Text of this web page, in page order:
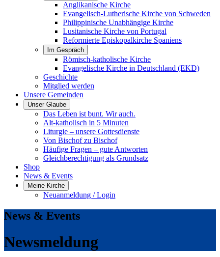
Anglikanische Kirche
Evangelisch-Lutherische Kirche von Schweden
Philippinische Unabhängige Kirche
Lusitanische Kirche von Portugal
Reformierte Episkopalkirche Spaniens
Im Gespräch
Römisch-katholische Kirche
Evangelische Kirche in Deutschland (EKD)
Geschichte
Mitglied werden
Unsere Gemeinden
Unser Glaube
Das Leben ist bunt. Wir auch.
Alt-katholisch in 5 Minuten
Liturgie – unsere Gottesdienste
Von Bischof zu Bischof
Häufige Fragen – gute Antworten
Gleichberechtigung als Grundsatz
Shop
News & Events
Meine Kirche
Neuanmeldung / Login
News & Events
Newsmeldung